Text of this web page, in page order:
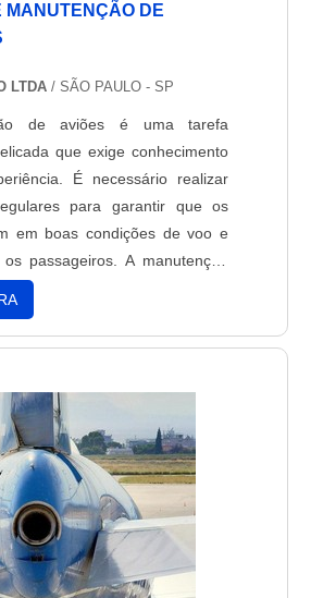
MANUTENÇÃO DE
LTDA/ SÃO PAULO - SP
de aviões é uma tarefa
que exige conhecimento
É necessário realizar
para garantir que os
em boas condições de voo e
passageiros. A manutenção
a verificação de todos os
de peças desgastadas
de testes para garantir que os
A manutenção de
para garantir a segurança
e a integridade dos aviões.